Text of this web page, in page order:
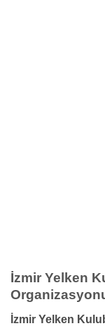
İzmir Yelken
İzmir Yelken